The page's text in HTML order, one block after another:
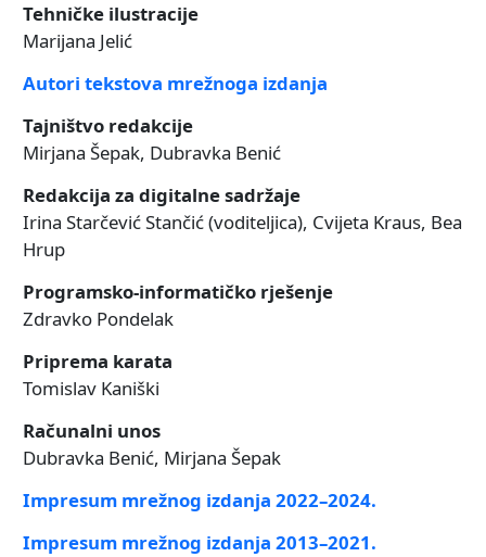
Tehničke ilustracije
Marijana Jelić
Autori tekstova mrežnoga izdanja
Tajništvo redakcije
Mirjana Šepak, Dubravka Benić
Redakcija za digitalne sadržaje
Irina Starčević Stančić (voditeljica), Cvijeta Kraus, Bea
Hrup
Programsko-informatičko rješenje
Zdravko Pondelak
Priprema karata
Tomislav Kaniški
Računalni unos
Dubravka Benić, Mirjana Šepak
Impresum mrežnog izdanja 2022–2024.
Impresum mrežnog izdanja 2013–2021.